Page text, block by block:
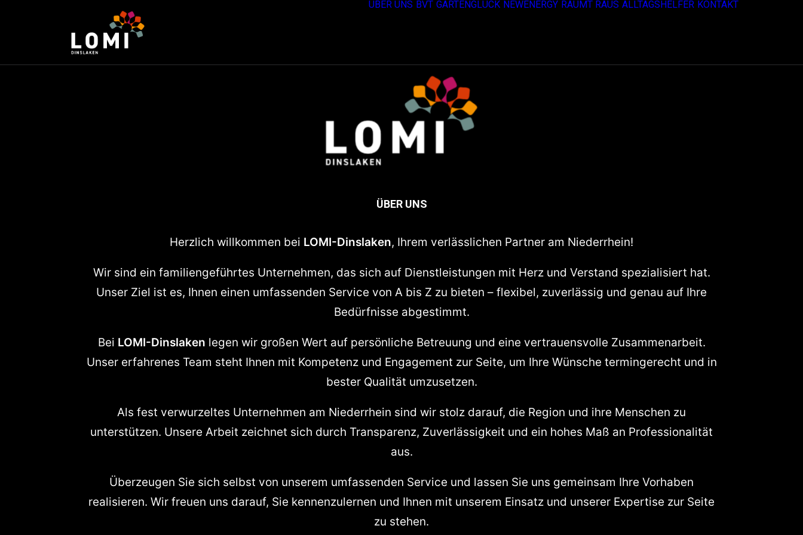
ÜBER UNS BVT GARTENGLÜCK NEWENERGY RÄUMT RAUS ALLTAGSHELFER KONTAKT
ÜBER UNS
Herzlich willkommen bei LOMI-Dinslaken, Ihrem verlässlichen Partner am Niederrhein!
Wir sind ein familiengeführtes Unternehmen, das sich auf Dienstleistungen mit Herz und Verstand spezialisiert hat.
Unser Ziel ist es, Ihnen einen umfassenden Service von A bis Z zu bieten – flexibel, zuverlässig und genau auf Ihre
Bedürfnisse abgestimmt.
Bei LOMI-Dinslaken legen wir großen Wert auf persönliche Betreuung und eine vertrauensvolle Zusammenarbeit.
Unser erfahrenes Team steht Ihnen mit Kompetenz und Engagement zur Seite, um Ihre Wünsche termingerecht und in
bester Qualität umzusetzen.
Als fest verwurzeltes Unternehmen am Niederrhein sind wir stolz darauf, die Region und ihre Menschen zu
unterstützen. Unsere Arbeit zeichnet sich durch Transparenz, Zuverlässigkeit und ein hohes Maß an Professionalität
aus.
Überzeugen Sie sich selbst von unserem umfassenden Service und lassen Sie uns gemeinsam Ihre Vorhaben
realisieren. Wir freuen uns darauf, Sie kennenzulernen und Ihnen mit unserem Einsatz und unserer Expertise zur Seite
zu stehen.